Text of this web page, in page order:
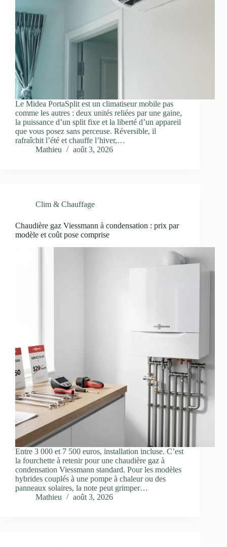
Le Midea PortaSplit est un climatiseur mobile pas
comme les autres : deux unités reliées par une gaine,
la puissance d’un split fixe et la liberté d’un appareil
que vous posez sans perceuse. Réversible, il
rafraîchit l’été et chauffe l’hiver,…
Mathieu
août 3, 2026
Clim & Chauffage
Chaudière gaz Viessmann à condensation : prix par
modèle et coût pose comprise
Entre 3 000 et 7 500 euros, installation incluse. C’est
la fourchette à retenir pour une chaudière gaz à
condensation Viessmann standard. Pour les modèles
hybrides couplés à une pompe à chaleur ou des
panneaux solaires, la note peut grimper…
Mathieu
août 3, 2026